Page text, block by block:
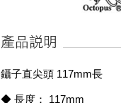
鑷子直尖頭 117mm長
◆ 長度： 117mm